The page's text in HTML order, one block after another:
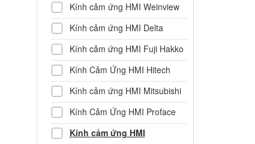
Kính cảm ứng HMI Weinview
Kính cảm ứng HMI Delta
Kính cảm ứng HMI Fuji Hakko
Kính Cảm Ứng HMI Hitech
Kính cảm ứng HMI Mitsubishi
Kính Cảm Ứng HMI Proface
Kính cảm ứng HMI